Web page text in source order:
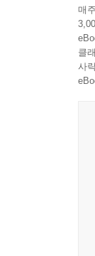
평
누
요
금
게
매
클
사